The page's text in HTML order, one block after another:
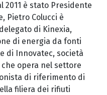
2011 è stato Presidente
Pietro Colucci è
di Kinexia,
di energia da fonti
di Innovatec, società
che opera nel settore
di riferimento di
filiera dei rifiuti